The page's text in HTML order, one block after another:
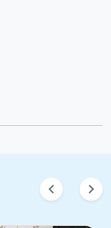
chevron_left chevron_right